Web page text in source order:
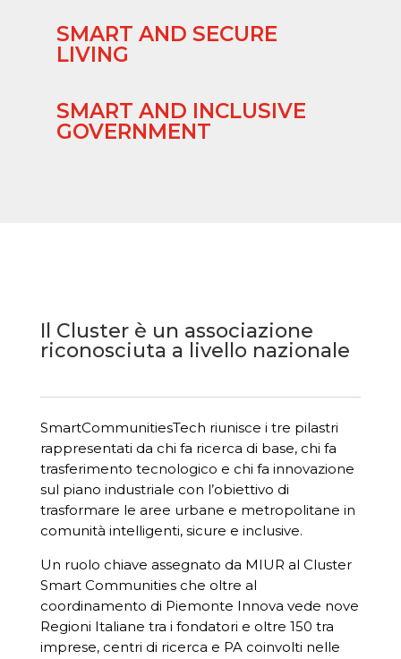
SMART AND SECURE
LIVING
SMART AND INCLUSIVE
GOVERNMENT
Il Cluster è un associazione
riconosciuta a livello nazionale
SmartCommunitiesTech riunisce i tre pilastri
rappresentati da chi fa ricerca di base, chi fa
trasferimento tecnologico e chi fa innovazione
sul piano industriale con l’obiettivo di
trasformare le aree urbane e metropolitane in
comunità intelligenti, sicure e inclusive.
Un ruolo chiave assegnato da MIUR al Cluster
Smart Communities che oltre al
coordinamento di Piemonte Innova vede nove
Regioni Italiane tra i fondatori e oltre 150 tra
imprese, centri di ricerca e PA coinvolti nelle